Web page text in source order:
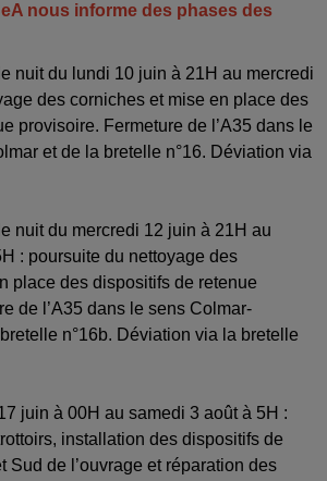
nous informe des phases des
nuit du lundi 10 juin à 21H au mercredi
des corniches et mise en place des
provisoire. Fermeture de l’A35 dans le
et de la bretelle n°16. Déviation via
nuit du mercredi 12 juin à 21H au
: poursuite du nettoyage des
place des dispositifs de retenue
de l’A35 dans le sens Colmar-
n°16b. Déviation via la bretelle
juin à 00H au samedi 3 août à 5H :
installation des dispositifs de
Sud de l’ouvrage et réparation des